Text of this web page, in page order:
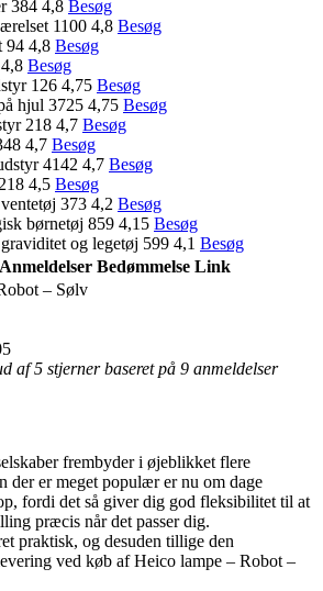
384 4,8 Besøg
1100 4,8 Besøg
94 4,8 Besøg
Besøg
126 4,75 Besøg
hjul 3725 4,75 Besøg
218 4,7 Besøg
4,7 Besøg
4142 4,7 Besøg
4,5 Besøg
373 4,2 Besøg
børnetøj 859 4,15 Besøg
og legetøj 599 4,1 Besøg
Anmeldelser Bedømmelse Link
– Sølv
af 5 stjerner baseret på 9 anmeldelser
frembyder i øjeblikket flere
der er meget populær er nu om dage
fordi det så giver dig god fleksibilitet til at
præcis når det passer dig.
praktisk, og desuden tillige den
ved køb af Heico lampe – Robot –